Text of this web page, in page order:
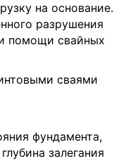
на основание.
разрушения
помощи свайных
фундамента,
залегания